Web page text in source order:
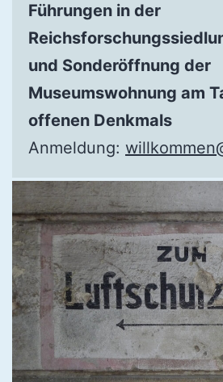
Führungen in der
und Sonderöffnung der
Museumswohnung am
offenen Denkmals
Anmeldung: